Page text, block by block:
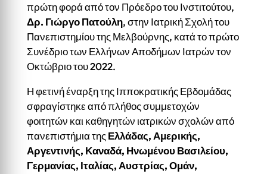
πρώτη φορά από τον Πρόεδρο του Ινστιτούτου,
Δρ. Γιώργο Πατούλη, στην Ιατρική Σχολή του
Πανεπιστημίου της Μελβούρνης, κατά το πρώτο
Συνέδριο των Ελλήνων Αποδήμων Ιατρών τον
Οκτώβριο του 2022.
Η φετινή έναρξη της Ιπποκρατικής Εβδομάδας
σφραγίστηκε από πλήθος συμμετοχών
φοιτητών και καθηγητών ιατρικών σχολών από
πανεπιστήμια τηςΕλλάδας, Αμερικής,
Αργεντινής, Καναδά, Ηνωμένου Βασιλείου,
Γερμανίας, Ιταλίας, Αυστρίας, Ομάν,